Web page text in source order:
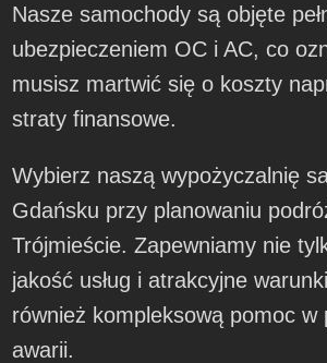
Nasze samochody są objęte
ubezpieczeniem OC i AC, co
musisz martwić się o koszty
straty finansowe.
Wybierz naszą wypożyczalnię
Gdańsku przy planowaniu
Trójmieście. Zapewniamy nie
jakość usług i atrakcyjne
również kompleksową pomoc w
awarii.